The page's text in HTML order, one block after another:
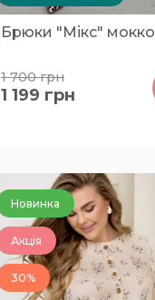
Брюки "Мікс" мокко
54-56
1 700грн
1 199 грн
Новинка
Акція
30%